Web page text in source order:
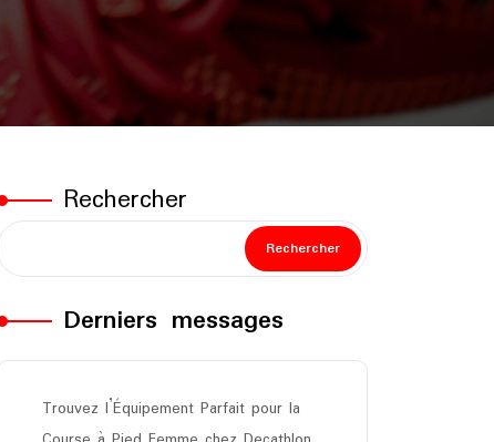
Rechercher
Rechercher
Derniers messages
Trouvez l’Équipement Parfait pour la